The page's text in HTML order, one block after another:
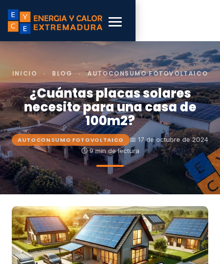
INICIO › BLOG › AUTOCONSUMO FOTOVOLTAICO
¿Cuántas placas solares
necesito para una casa de
100m2?
AUTOCONSUMO FOTOVOLTAICO
📅 17 de octubre de 2024
⏱ 9 min de lectura